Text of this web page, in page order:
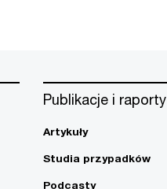
Publikacje i raporty
Artykuły
Studia przypadków
Podcasty